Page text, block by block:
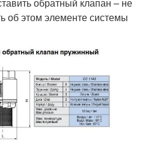
обратный клапан – не
об этом элементе системы